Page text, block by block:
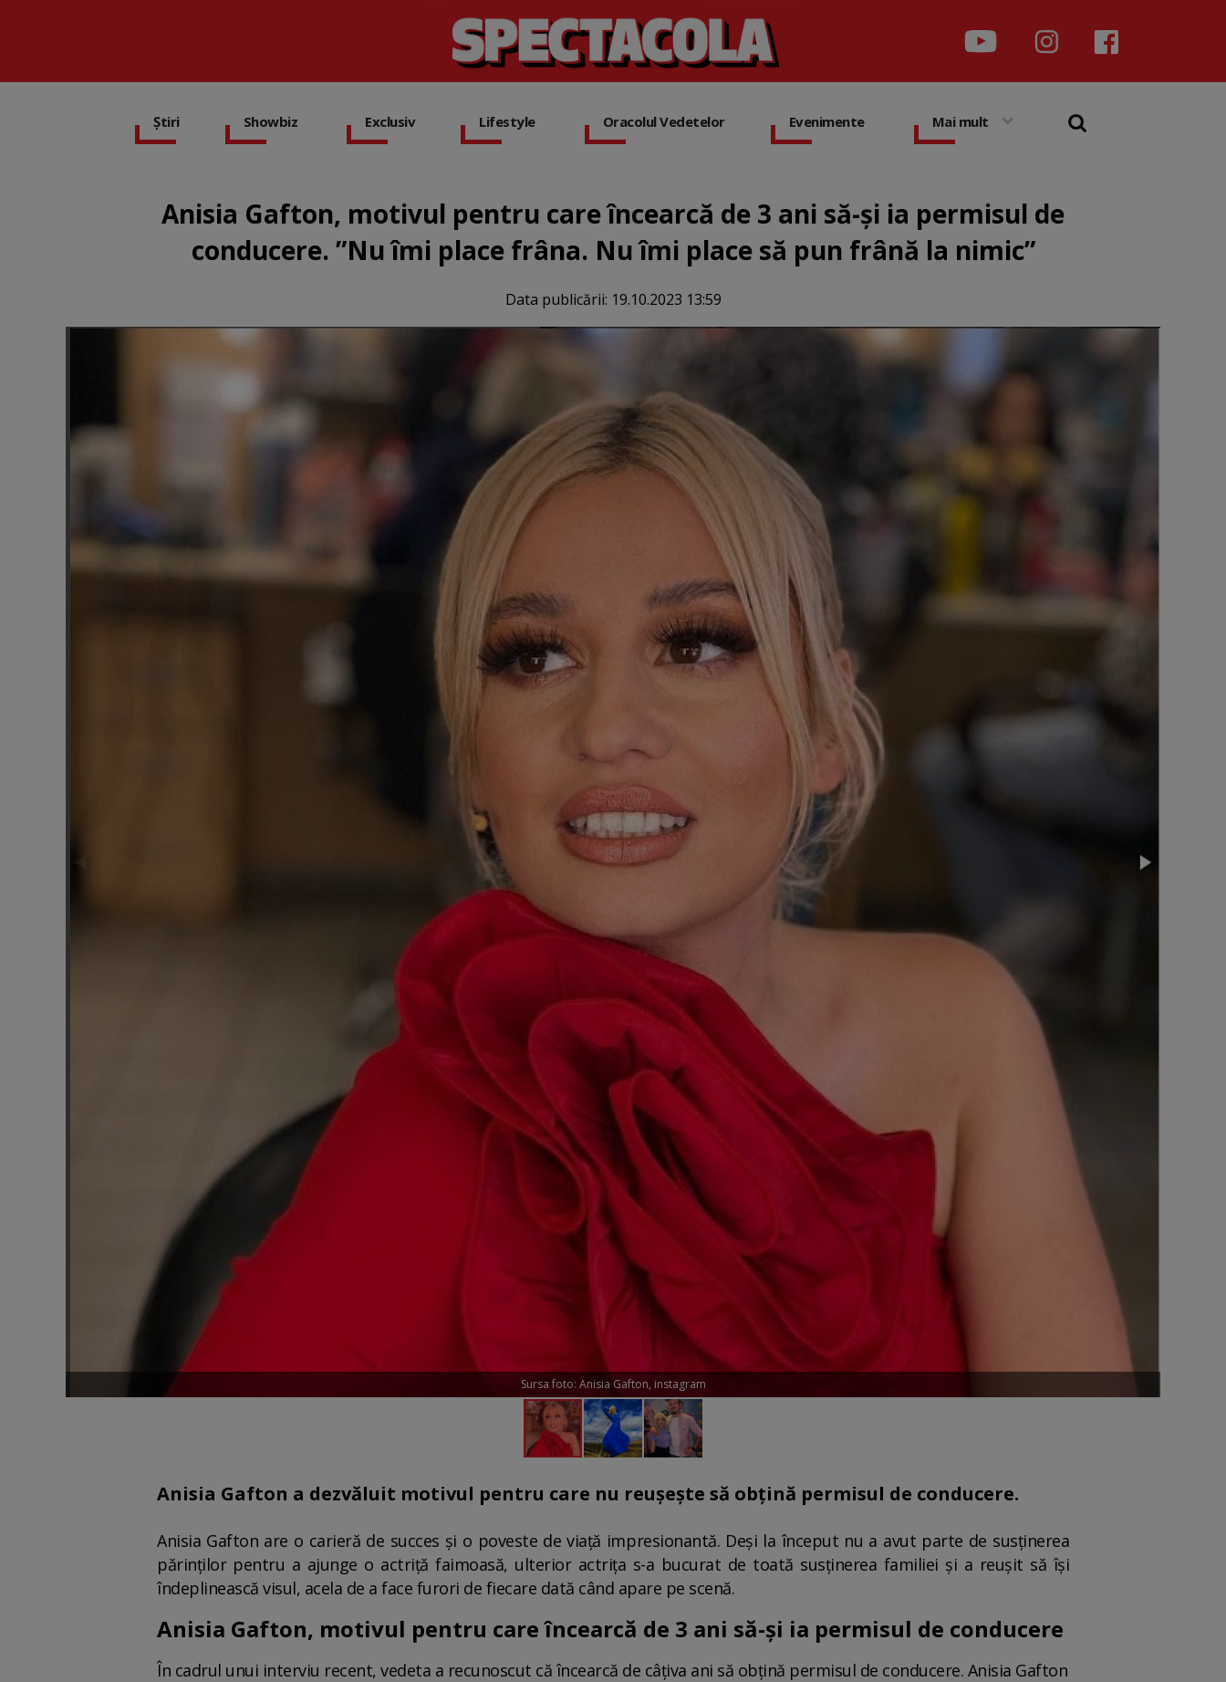
Știri Showbiz Exclusiv Lifestyle Oracolul Vedetelor Evenimente Mai mult
Anisia Gafton, motivul pentru care încearcă de 3 ani să-și ia permisul de
conducere. ”Nu îmi place frâna. Nu îmi place să pun frână la nimic”
Data publicării: 19.10.2023 13:59
Sursa foto: Anisia Gafton, instagram
Anisia Gafton a dezvăluit motivul pentru care nu reușește să obțină permisul de conducere.
Anisia Gafton are o carieră de succes și o poveste de viață impresionantă. Deși la început nu a avut parte de susținerea
părinților pentru a ajunge o actriță faimoasă, ulterior actrița s-a bucurat de toată susținerea familiei și a reușit să își
îndeplinească visul, acela de a face furori de fiecare dată când apare pe scenă.
Anisia Gafton, motivul pentru care încearcă de 3 ani să-și ia permisul de conducere
În cadrul unui interviu recent, vedeta a recunoscut că încearcă de câțiva ani să obțină permisul de conducere. Anisia Gafton